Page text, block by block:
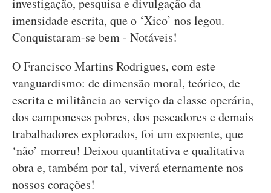
investigação, pesquisa e divulgação da
imensidade escrita, que o ‘Xico’ nos legou.
Conquistaram-se bem - Notáveis!
O Francisco Martins Rodrigues, com este
vanguardismo: de dimensão moral, teórico, de
escrita e militância ao serviço da classe operária,
dos camponeses pobres, dos pescadores e demais
trabalhadores explorados, foi um expoente, que
‘não’ morreu! Deixou quantitativa e qualitativa
obra e, também por tal, viverá eternamente nos
nossos corações!